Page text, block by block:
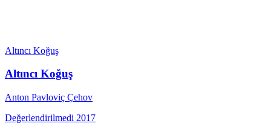
Altıncı Koğuş
Altıncı Koğuş
Anton Pavloviç Çehov
Değerlendirilmedi 2017